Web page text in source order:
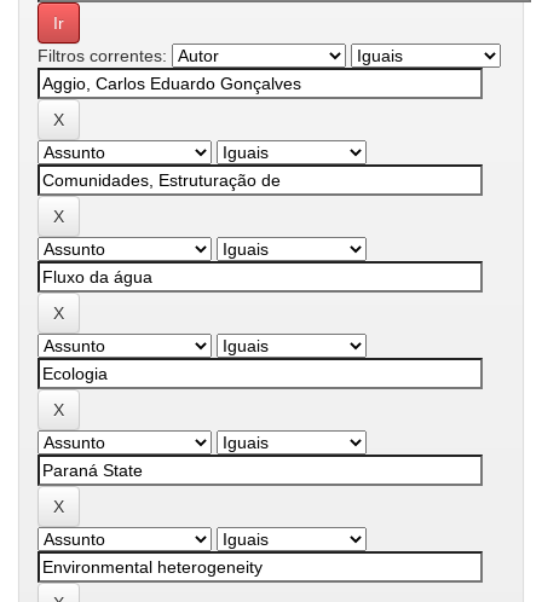
Filtros correntes: